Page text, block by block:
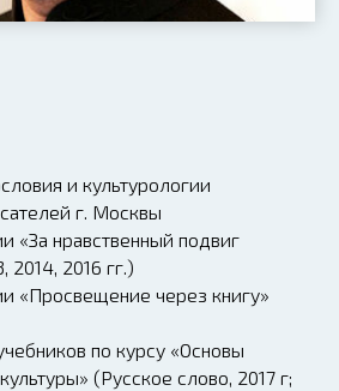
и культурологии
г. Москвы
«За нравственный подвиг
2014, 2016 гг.)
«Просвещение через книгу»
по курсу «Основы
(Русское слово, 2017 г;